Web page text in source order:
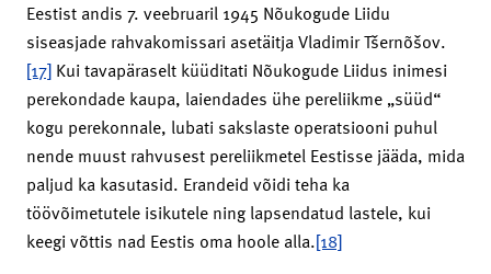
Eestist andis 7. veebruaril 1945 Nõukogude Liidu
siseasjade rahvakomissari asetäitja Vladimir Tšernõšov.
[17] Kui tavapäraselt küüditati Nõukogude Liidus inimesi
perekondade kaupa, laiendades ühe pereliikme „süüd“
kogu perekonnale, lubati sakslaste operatsiooni puhul
nende muust rahvusest pereliikmetel Eestisse jääda, mida
paljud ka kasutasid. Erandeid võidi teha ka
töövõimetutele isikutele ning lapsendatud lastele, kui
keegi võttis nad Eestis oma hoole alla.[18]